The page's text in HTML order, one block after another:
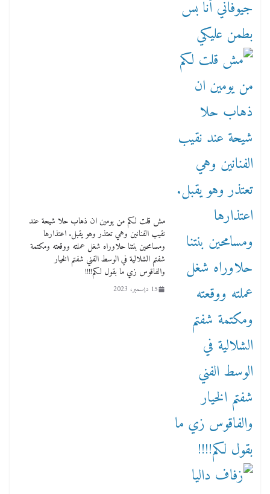
مش قلت لكم من يومين ان ذهاب حلا شيحة عند
نقيب الفنانين وهي تعتذر وهو يقبل. اعتذارها
ومسامحين بنتنا حلاوراه شغل عملته ووقعته ومكتمة
شفتم الشلالية في الوسط الفني شفتم الخيار
والفاقوس زي ما بقول لكم!!!!
15 ديسمبر، 2023